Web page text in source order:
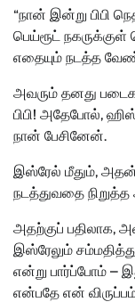
“நான் இன்று பிபி
பெய்ரூட்
எதையும் நடத்த
அவரும் தனது
பிபி! அதேபோல்,
நான் பேசினேன்.
இஸ்ரேல் மீதும், அதன்
நடத்துவதை
அதற்குப் பதிலாக,
இஸ்ரேலும்
என்று பார்ப்போம் –
என்பதே என்